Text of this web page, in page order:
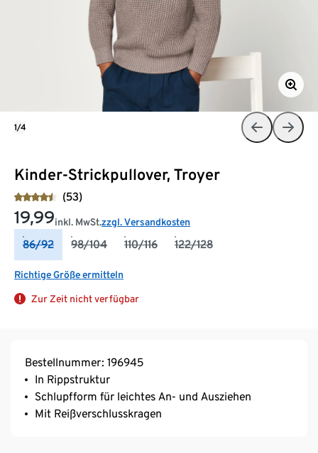
Kinder-Strickpullover, Troyer
(53)
19,99inkl. MwSt.zzgl. Versandkosten
86/92 98/104 110/116 122/128
Richtige Größe ermitteln
Zur Zeit nicht verfügbar
1/4
Bestellnummer: 196945
In Rippstruktur
Schlupfform für leichtes An- und Ausziehen
Mit Reißverschlusskragen